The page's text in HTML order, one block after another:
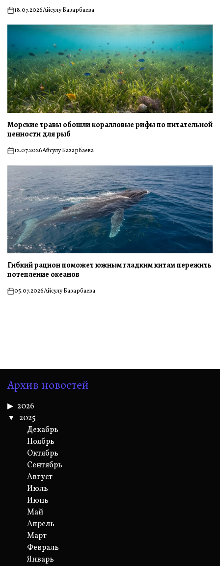
on18.07.2026Айсулу Базарбаева
Морские травы обошли коралловые рифы по питательной
ценности для рыб
on12.07.2026Айсулу Базарбаева
Гибкий рацион поможет южным гладким китам пережить
потепление океанов
on05.07.2026Айсулу Базарбаева
Архив новостей
2026
2025
Декабрь
Ноябрь
Октябрь
Сентябрь
Август
Июль
Июнь
Май
Апрель
Март
Февраль
Январь